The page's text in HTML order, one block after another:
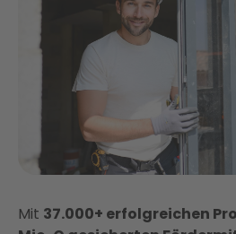
Mit 37.000+ erfolgreichen